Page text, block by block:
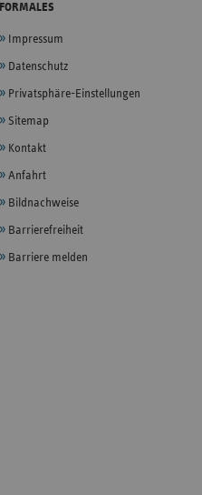
FORMALES
Impressum
Datenschutz
Privatsphäre-Einstellungen
Sitemap
Kontakt
Anfahrt
Bildnachweise
Barrierefreiheit
Barriere melden